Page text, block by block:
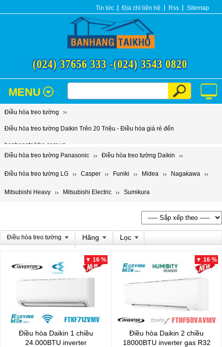
Tin tức Địa chỉ liên hệ Rss Sitemap
(024) 37656 333 -(024) 3543 0820
MENU
Điều hòa treo tường
Điều hòa treo tường Daikin Trên 20 Triệu - Điều hòa giá rẻ đến
banhangtaikho.com.vn
Điều hòa treo tường Panasonic
Điều hòa treo tường Daikin
Điều hòa treo tường LG Casper Funiki Midea Nagakawa
Mitsubishi Heavy Mitsubishi Electric Sumikura
Điều hòa treo tường Hãng Lọc
▼ 16 %
Điều hòa Daikin 1 chiều
24.000BTU inverter
▼ 16 %
Điều hòa Daikin 2 chiều
18000BTU inverter gas R32